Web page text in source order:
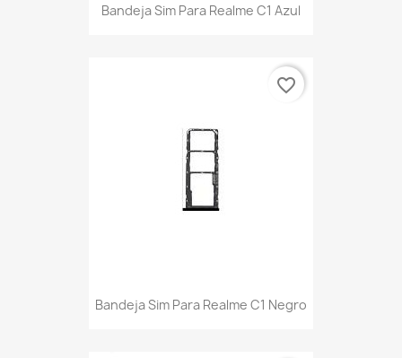
Bandeja Sim Para Realme C1 Azul
Bandeja Sim Para Realme C1 Negro
favorite_border